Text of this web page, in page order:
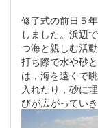
修了式の前日５
しました。浜辺
つ海と親しむ活
打ち際で水や砂
は，海を遠くで
入れたり，砂に
びが広がっていき